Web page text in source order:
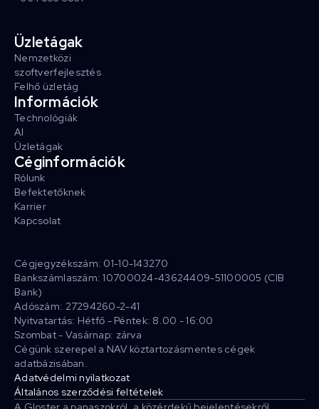
Üzletágak
Nemzetközi
szoftverfejlesztés
Felhő üzletág
Információk
Technológiák
AI
Üzletágak
Céginformációk
Rólunk
Befektetőknek
Karrier
Kapcsolat
Cégjegyzékszám: 01-10-143270
Bankszámlaszám: 10700024-43624409-51100005 (CIB
Bank)
Adószám: 27294260-2-41
Nyitvatartás: Hétfő - Péntek: 8.00 - 16:00
Szombat - Vasárnap: zárva
Cégünk szerepel a NAV köztartozásmentes cégek
adatbázisában.
Adatvédelmi nyilatkozat
Általános szerződési feltételek